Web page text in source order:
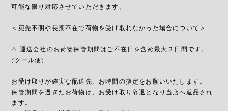
可能な限り対応させていただきます。
＜宛先不明や長期不在で荷物を受け取れなかった場合について＞
⚠︎ 運送会社のお荷物保管期間はご不在日を含め最大３日間です。
(クール便)
お受け取りが確実な配送先、お時間の指定をお願いいたします。
保管期間を過ぎたお荷物は、お受け取り辞退となり当店へ返品され
ます。